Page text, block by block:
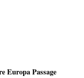
Europa Passage